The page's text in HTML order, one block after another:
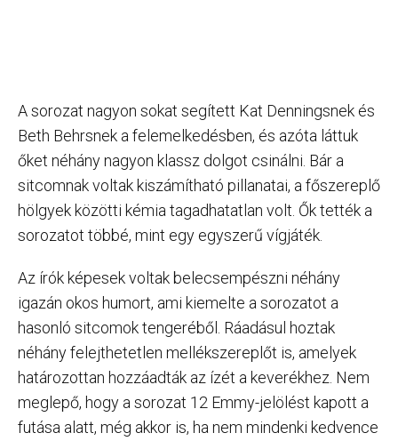
A sorozat nagyon sokat segített Kat Denningsnek és
Beth Behrsnek a felemelkedésben, és azóta láttuk
őket néhány nagyon klassz dolgot csinálni. Bár a
sitcomnak voltak kiszámítható pillanatai, a főszereplő
hölgyek közötti kémia tagadhatatlan volt. Ők tették a
sorozatot többé, mint egy egyszerű vígjáték.
Az írók képesek voltak belecsempészni néhány
igazán okos humort, ami kiemelte a sorozatot a
hasonló sitcomok tengeréből. Ráadásul hoztak
néhány felejthetetlen mellékszereplőt is, amelyek
határozottan hozzáadták az ízét a keverékhez. Nem
meglepő, hogy a sorozat 12 Emmy-jelölést kapott a
futása alatt, még akkor is, ha nem mindenki kedvence